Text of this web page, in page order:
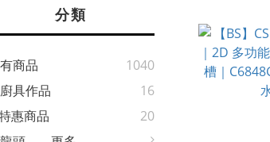
分類
商品
1040
具作品
16
惠商品
20